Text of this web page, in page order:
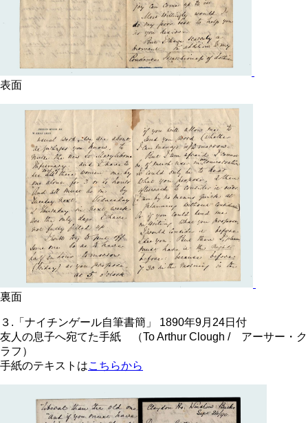
表面
裏面
３.「ナイチンゲール自筆書簡」 1890年9月24日付
友人の息子へ宛てた手紙 （To Arthur Clough / アーサー・ク
ラフ）
手紙のテキストはこちらから